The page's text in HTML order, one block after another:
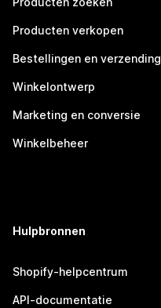
Producten verkopen
Bestellingen en verzending
Winkelontwerp
Marketing en conversie
Winkelbeheer
Hulpbronnen
Shopify-helpcentrum
API-documentatie